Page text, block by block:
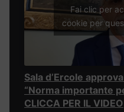
Fai clic per
cookie per
Sala d’Ercole
“Norma importante
CLICCA PER IL VIDEO